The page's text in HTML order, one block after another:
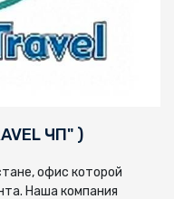
ЧП" )
офис которой
Наша компания